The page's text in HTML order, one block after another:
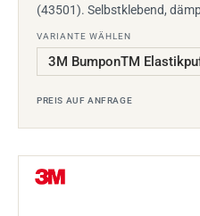
(43501). Selbstklebend,
VARIANTE WÄHLEN
PREIS AUF ANFRAGE